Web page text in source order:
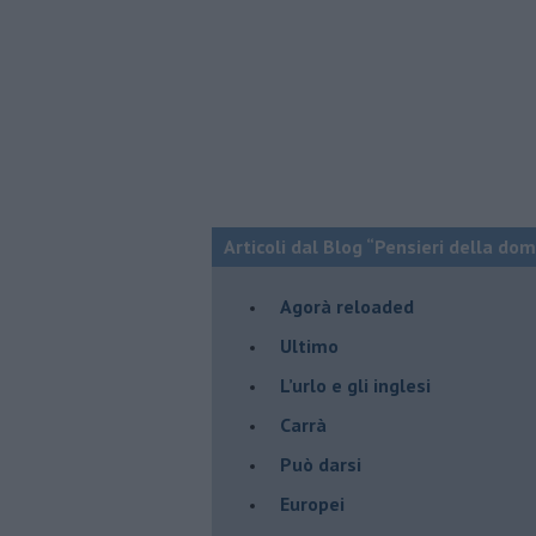
Articoli dal Blog “Pensieri della
​Agorà reloaded
Ultimo
​L’urlo e gli inglesi
Carrà
Può darsi
Europei